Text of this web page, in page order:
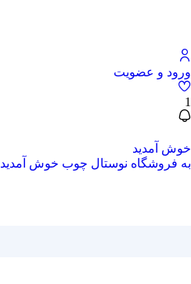
ورود و عضویت
1
خوش آمدید
به فروشگاه نوستال چوب خوش آمدید